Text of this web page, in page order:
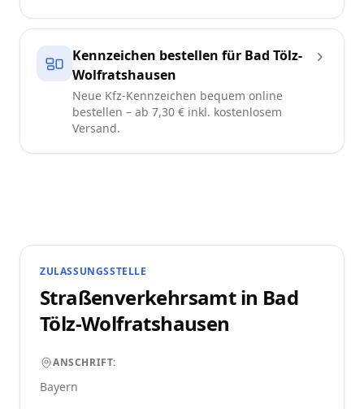
Kennzeichen bestellen für Bad Tölz-
Wolfratshausen
Neue Kfz-Kennzeichen bequem online
bestellen – ab 7,30 € inkl. kostenlosem
Versand.
ZULASSUNGSSTELLE
Straßenverkehrsamt in Bad
Tölz-Wolfratshausen
ANSCHRIFT:
Bayern